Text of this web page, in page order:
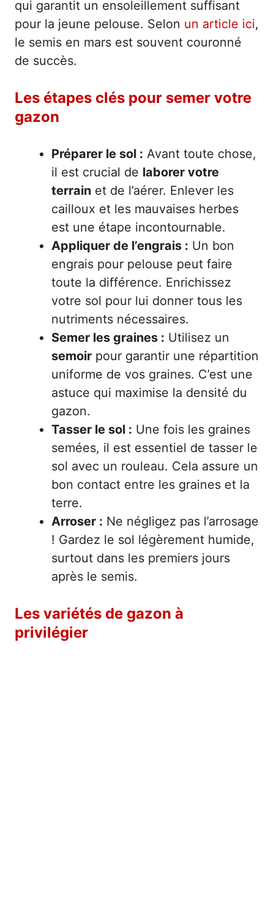
qui garantit un ensoleillement suffisant
pour la jeune pelouse. Selon un article ici,
le semis en mars est souvent couronné
de succès.
Les étapes clés pour semer votre
gazon
Préparer le sol : Avant toute chose,
il est crucial de laborer votre
terrain et de l’aérer. Enlever les
cailloux et les mauvaises herbes
est une étape incontournable.
Appliquer de l’engrais : Un bon
engrais pour pelouse peut faire
toute la différence. Enrichissez
votre sol pour lui donner tous les
nutriments nécessaires.
Semer les graines : Utilisez un
semoir pour garantir une répartition
uniforme de vos graines. C’est une
astuce qui maximise la densité du
gazon.
Tasser le sol : Une fois les graines
semées, il est essentiel de tasser le
sol avec un rouleau. Cela assure un
bon contact entre les graines et la
terre.
Arroser : Ne négligez pas l’arrosage
! Gardez le sol légèrement humide,
surtout dans les premiers jours
après le semis.
Les variétés de gazon à
privilégier